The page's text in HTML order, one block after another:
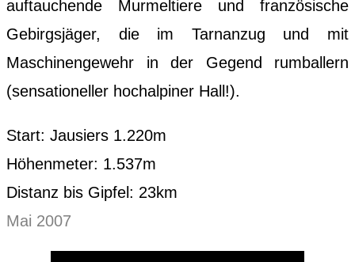
auftauchende Murmeltiere und französische
Gebirgsjäger, die im Tarnanzug und mit
Maschinengewehr in der Gegend rumballern
(sensationeller hochalpiner Hall!).
Start: Jausiers 1.220m
Höhenmeter: 1.537m
Distanz bis Gipfel: 23km
Mai 2007